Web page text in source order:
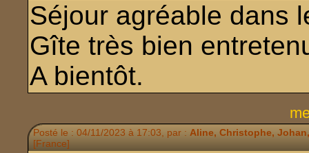
Séjour agréable dans
Gîte très bien
A bientôt.
Posté le : 04/11/2023 à 17:03, par : Aline, Christophe,
[France]